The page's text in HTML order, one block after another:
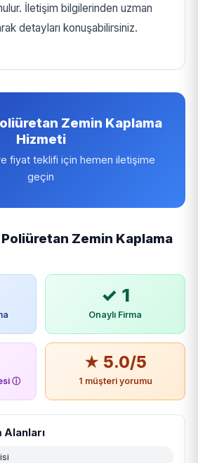
İletişim bilgilerinden uzman
detayları konuşabilirsiniz.
Zemin Kaplama
Hizmeti
fiyat teklifi için hemen iletişime
geçin
Zemin Kaplama
✓ 1
Onaylı Firma
ⓘ
★ 5.0/5
1 müşteri yorumu
Alanları